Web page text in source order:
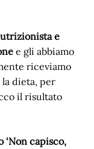
e
e gli abbiamo
riceviamo
dieta, per
il risultato
‘Non capisco,